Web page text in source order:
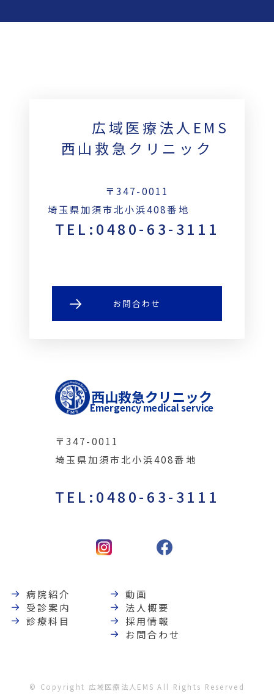
広域医療法人EMS
西山救急クリニック
〒347-0011
埼玉県加須市北小浜408番地
TEL:0480-63-3111
お問合わせ
西山救急クリニック
Emergency medical service
〒347-0011
埼玉県加須市北小浜408番地
TEL:0480-63-3111
病院紹介
受診案内
診療科目
動画
法人概要
採用情報
お問合わせ
© Copyright 広域医療法人EMS All Rights Reserved